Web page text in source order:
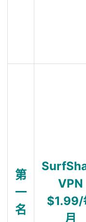
第
一
名
VPN
$1.99/
月